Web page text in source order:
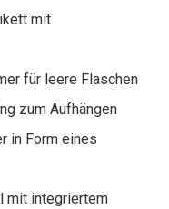
mit
für leere Flaschen
zum Aufhängen
in Form eines
mit integriertem